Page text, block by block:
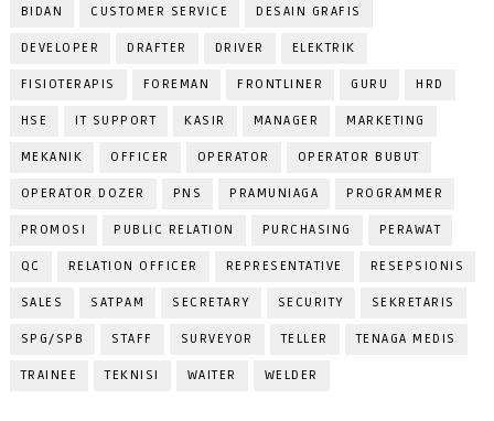
BIDAN CUSTOMER SERVICE DESAIN GRAFIS
DEVELOPER DRAFTER DRIVER ELEKTRIK
FISIOTERAPIS FOREMAN FRONTLINER GURU HRD
HSE IT SUPPORT KASIR MANAGER MARKETING
MEKANIK OFFICER OPERATOR OPERATOR BUBUT
OPERATOR DOZER PNS PRAMUNIAGA PROGRAMMER
PROMOSI PUBLIC RELATION PURCHASING PERAWAT
QC RELATION OFFICER REPRESENTATIVE RESEPSIONIS
SALES SATPAM SECRETARY SECURITY SEKRETARIS
SPG/SPB STAFF SURVEYOR TELLER TENAGA MEDIS
TRAINEE TEKNISI WAITER WELDER